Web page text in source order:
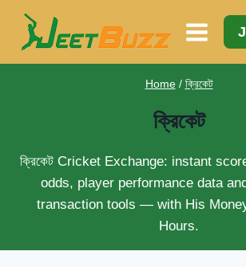
Skip
content
Home / ক্রিকেট
ক্রিকেট
ক্রিকেট Cricket Exchange: instant
odds, player performance data
transaction tools — with His
Hours.